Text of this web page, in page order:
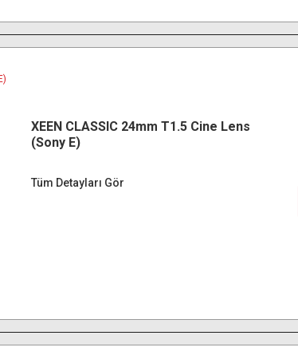
XEEN CLASSIC 24mm T1.5 Cine Lens
(Sony E)
Tüm Detayları Gör